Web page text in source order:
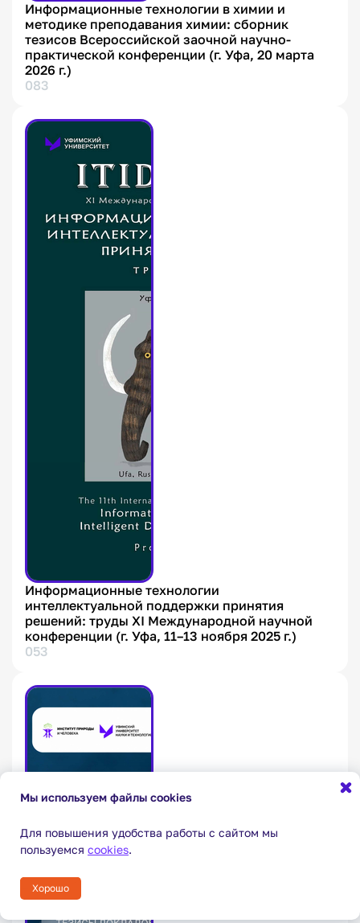
Информационные технологии в химии и
методике преподавания химии: сборник
тезисов Всероссийской заочной научно-
практической конференции (г. Уфа, 20 марта
2026 г.)
083
Информационные технологии
интеллектуальной поддержки принятия
решений: труды XI Международной научной
конференции (г. Уфа, 11–13 ноября 2025 г.)
053
Мы используем файлы cookies
Для повышения удобства работы с сайтом мы
пользуемся cookies.
Хорошо